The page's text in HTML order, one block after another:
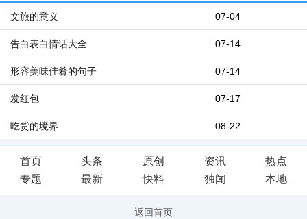
07-04
文旅的意义
07-14
告白表白情话大全
07-14
形容美味佳肴的句子
07-17
发红包
08-22
吃货的境界
首页 头条 原创 资讯
热点
专题
最新 快料 独闻 本地
返回首页